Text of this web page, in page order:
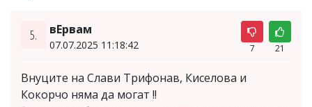
5. вЕрвам
07.07.2025 11:18:42 7 21
Внуците на Слави Трифонав, Киселова и
Кокорчо няма да могат !!